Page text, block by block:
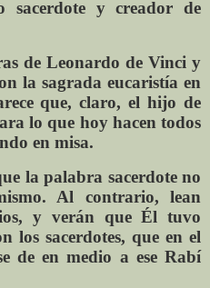
sacerdote y creador de
de Leonardo de Vinci y
la sagrada eucaristía en
que, claro, el hijo de
lo que hoy hacen todos
en misa.
la palabra sacerdote no
Al contrario, lean
y verán que Él tuvo
los sacerdotes, que en el
de en medio a ese Rabí